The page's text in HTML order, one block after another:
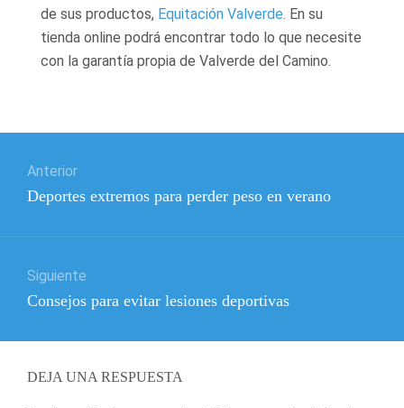
de sus productos, Equitación Valverde. En su
tienda online podrá encontrar todo lo que necesite
con la garantía propia de Valverde del Camino.
entradas
Anterior
Entrada
Deportes extremos para perder peso en verano
Siguiente
Entrada
Consejos para evitar lesiones deportivas
DEJA UNA RESPUESTA